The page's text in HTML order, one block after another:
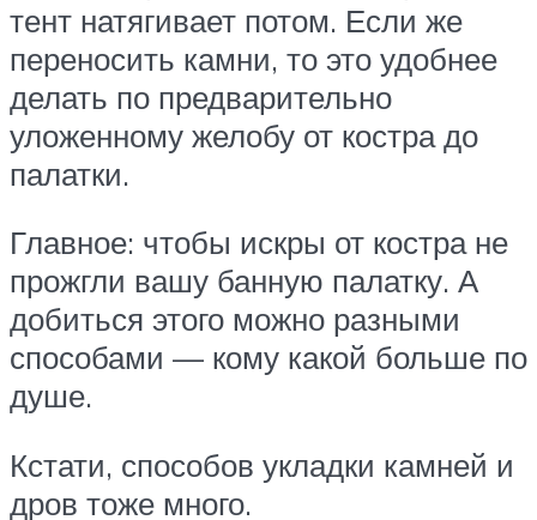
тент натягивает потом. Если же
переносить камни, то это удобнее
делать по предварительно
уложенному желобу от костра до
палатки.
Главное: чтобы искры от костра не
прожгли вашу банную палатку. А
добиться этого можно разными
способами — кому какой больше по
душе.
Кстати, способов укладки камней и
дров тоже много.